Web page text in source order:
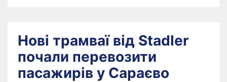
Нові трамваї від Stadler
почали перевозити
пасажирів у Сараєво